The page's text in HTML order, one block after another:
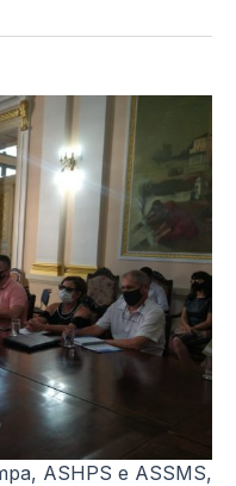
ASHPS e ASSMS,